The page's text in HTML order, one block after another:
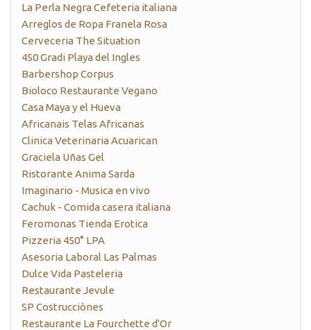
La Perla Negra Cefeteria italiana
Arreglos de Ropa Franela Rosa
Cerveceria The Situation
450 Gradi Playa del Ingles
Barbershop Corpus
Bioloco Restaurante Vegano
Casa Maya y el Hueva
Africanais Telas Africanas
Clinica Veterinaria Acuarican
Graciela Uñas Gel
Ristorante Anima Sarda
Imaginario - Musica en vivo
Cachuk - Comida casera italiana
Feromonas Tienda Erotica
Pizzeria 450° LPA
Asesoria Laboral Las Palmas
Dulce Vida Pasteleria
Restaurante Jevule
SP Costrucciònes
Restaurante La Fourchette d'Or